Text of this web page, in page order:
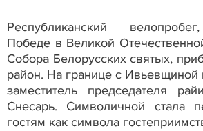
Республиканский
Победе в Великой
Собора Белорусских святых,
район. На границе с Ивьевщиной
заместитель председателя
Снесарь. Символичной стала
гостям как символа